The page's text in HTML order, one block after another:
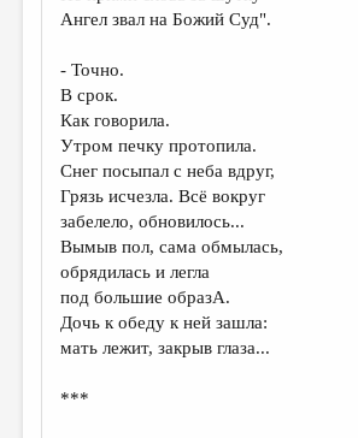
Ангел звал на Божий Суд".
- Точно.
В срок.
Как говорила.
Утром печку протопила.
Снег посыпал с неба вдруг,
Грязь исчезла. Всё вокруг
забелело, обновилось...
Вымыв пол, сама обмылась,
обрядилась и легла
под большие образА.
Дочь к обеду к ней зашла:
мать лежит, закрыв глаза...
***